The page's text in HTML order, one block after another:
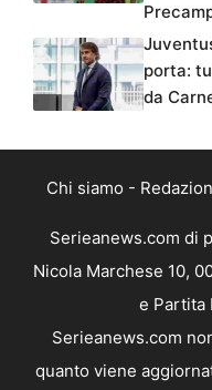
porta:
da
Chi siamo -
Serieanews.com di
Nicola Marchese 10,
e Partita
Serieanews.com
quanto viene